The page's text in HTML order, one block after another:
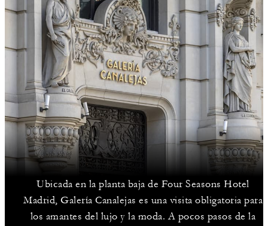
Ubicada en la planta baja de Four Seasons Hotel
Madrid, Galería Canalejas es una visita obligatoria para
los amantes del lujo y la moda. A pocos pasos de la